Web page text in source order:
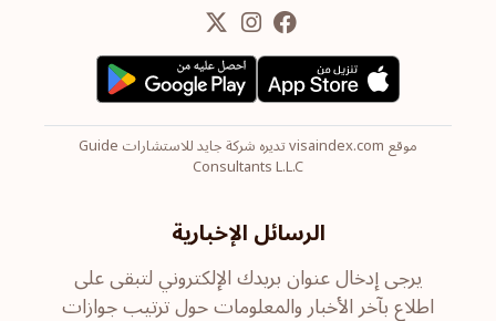
موقع visaindex.com تديره شركة جايد للاستشارات Guide
Consultants L.L.C
الرسائل الإخبارية
يرجى إدخال عنوان بريدك الإلكتروني لتبقى على
اطلاع بآخر الأخبار والمعلومات حول ترتيب جوازات